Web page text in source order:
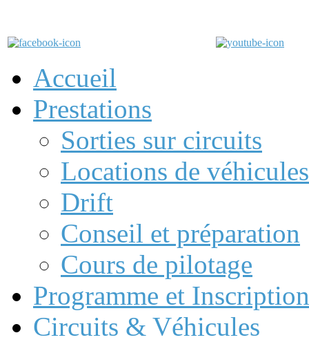
Accueil
Prestations
Sorties sur circuits
Locations de véhicules
Drift
Conseil et préparation
Cours de pilotage
Programme et
Circuits & Véhicules